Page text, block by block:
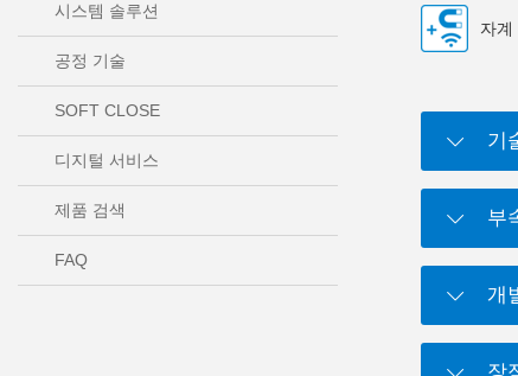
시스템 솔루션
공정 기술
SOFT CLOSE
디지털 서비스
제품 검색
FAQ
자계
기
부
개